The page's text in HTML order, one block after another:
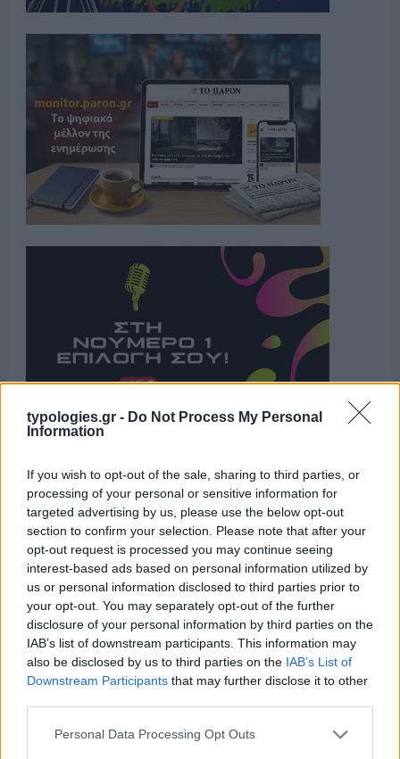
typologies.gr - Do Not Process My Personal
Information
If you wish to opt-out of the sale, sharing to third parties, or
processing of your personal or sensitive information for
targeted advertising by us, please use the below opt-out
section to confirm your selection. Please note that after your
opt-out request is processed you may continue seeing
interest-based ads based on personal information utilized by
us or personal information disclosed to third parties prior to
your opt-out. You may separately opt-out of the further
disclosure of your personal information by third parties on the
IAB’s list of downstream participants. This information may
also be disclosed by us to third parties on the IAB’s List of
Downstream Participants that may further disclose it to other
Please note that this website/app uses one or more Google
Personal Data Processing Opt Outs